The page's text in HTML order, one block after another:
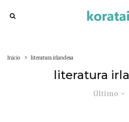
Inicio literatura irlandesa
literatura
Último